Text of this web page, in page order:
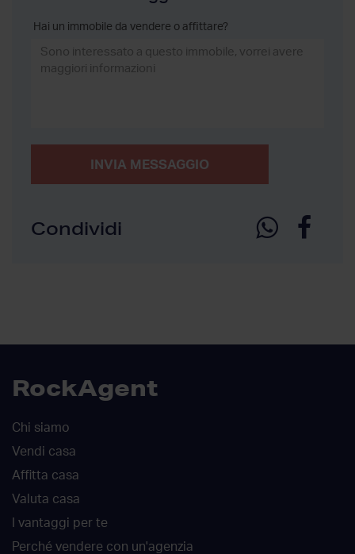
Hai un immobile da vendere o affittare?
INVIA MESSAGGIO
Condividi
RockAgent
Chi siamo
Vendi casa
Affitta casa
Valuta casa
I vantaggi per te
Perché vendere con un'agenzia